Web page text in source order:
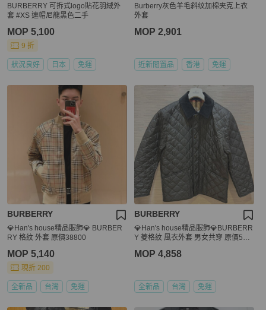
BURBERRY 可拆式logo貼花羽絨外
套 #XS 連帽尼龍黑色二手
MOP 5,100
9 折
狀況良好 日本 免運
Burberry灰色羊毛斜纹加棉夹克上衣
外套
MOP 2,901
近新閒置品 香港 免運
BURBERRY
💎Han's house精品服飾💎 BURBER
RY 格紋 外套 原價38800
MOP 5,140
現折 200
全新品 台灣 免運
BURBERRY
💎Han's house精品服飾💎BURBERR
Y 菱格紋 風衣外套 男女共穿 原價550
MOP 4,858
全新品 台灣 免運